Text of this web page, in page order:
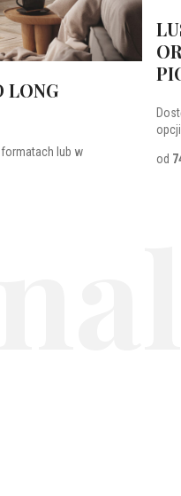
LONG
lub w
od